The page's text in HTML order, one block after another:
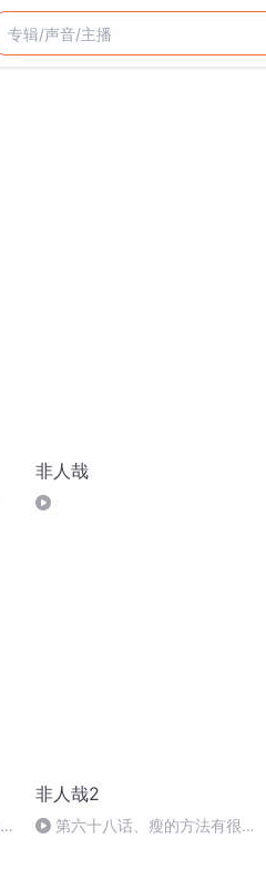
非人哉
非人哉2
第六十八话、瘦的方法有很